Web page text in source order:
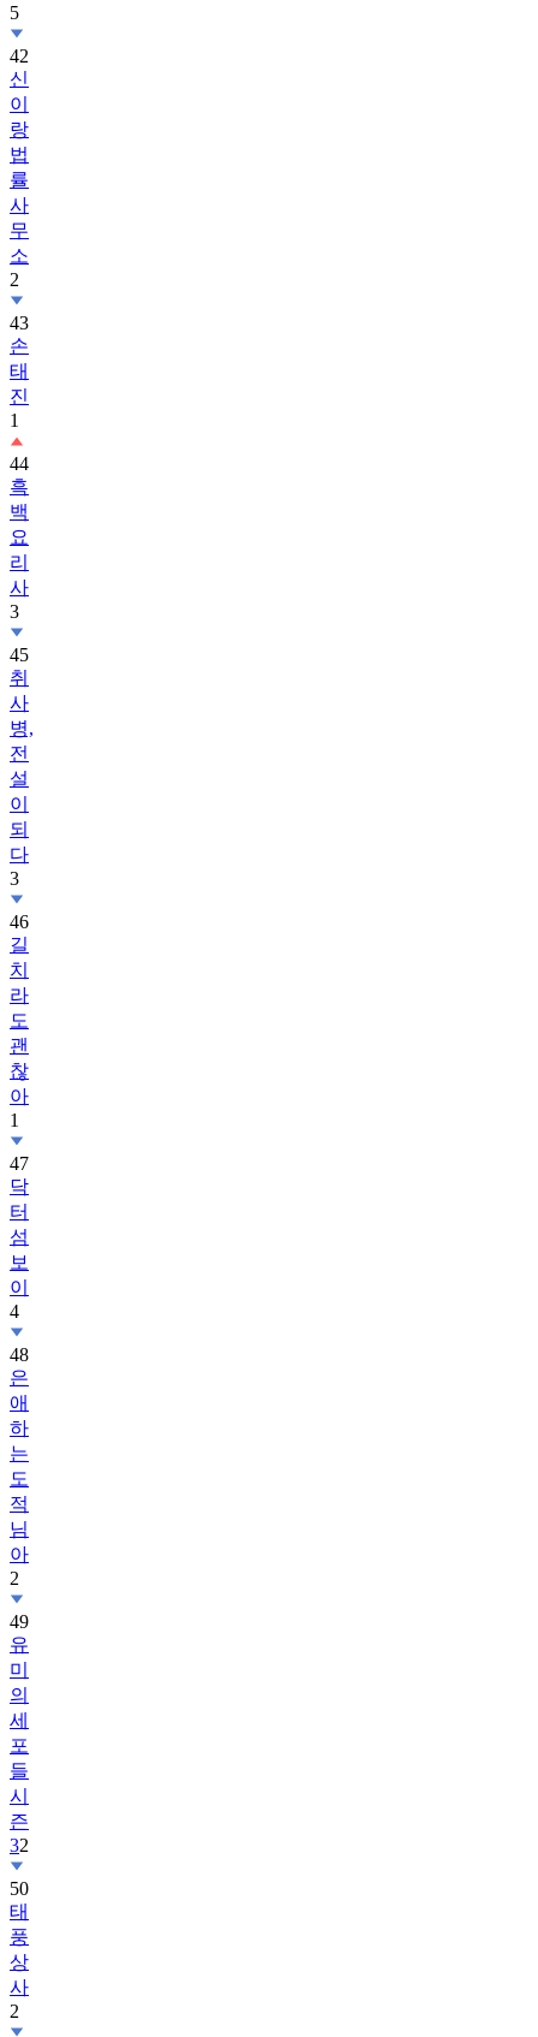
5
42
신
이
랑
법
률
사
무
소
2
43
손
태
진
1
44
흑
백
요
리
사
3
45
취
사
병,
전
설
이
되
다
3
46
길
치
라
도
괜
찮
아
1
47
닥
터
섬
보
이
4
48
은
애
하
는
도
적
님
아
2
49
유
미
의
세
포
들
시
즌
32
50
태
풍
상
사
2